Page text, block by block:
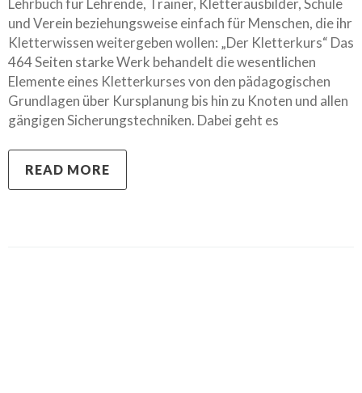
Lehrbuch für Lehrende, Trainer, Kletterausbilder, Schule
und Verein beziehungsweise einfach für Menschen, die ihr
Kletterwissen weitergeben wollen: „Der Kletterkurs“ Das
464 Seiten starke Werk behandelt die wesentlichen
Elemente eines Kletterkurses von den pädagogischen
Grundlagen über Kursplanung bis hin zu Knoten und allen
gängigen Sicherungstechniken. Dabei geht es
READ MORE